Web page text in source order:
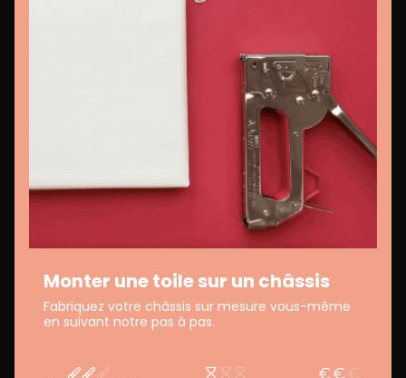
Monter une toile sur un châssis
Fabriquez votre châssis sur mesure vous-même
en suivant notre pas à pas.